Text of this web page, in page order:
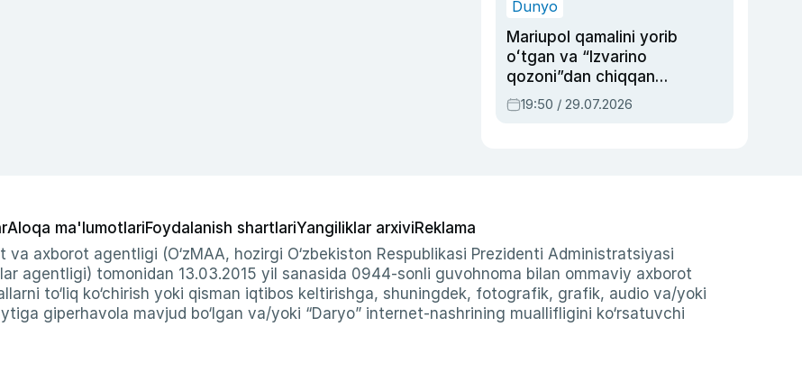
Dunyo
Mariupol qamalini yorib
oʻtgan va “Izvarino
qozoni”dan chiqqan
qahramon — Ukraina
armiyasi bosh
19:50 / 29.07.2026
Aloqa ma'lumotlariFoydalanish shartlariYangiliklar arxiviReklama
axborot agentligi (O‘zMAA, hozirgi O‘zbekiston Respublikasi Prezidenti Administratsiyasi
agentligi) tomonidan 13.03.2015 yil sanasida 0944-sonli guvohnoma bilan ommaviy axborot
to‘liq ko‘chirish yoki qisman iqtibos keltirishga, shuningdek, fotografik, grafik, audio va/yoki
giperhavola mavjud bo‘lgan va/yoki “Daryo” internet-nashrining muallifligini ko‘rsatuvchi